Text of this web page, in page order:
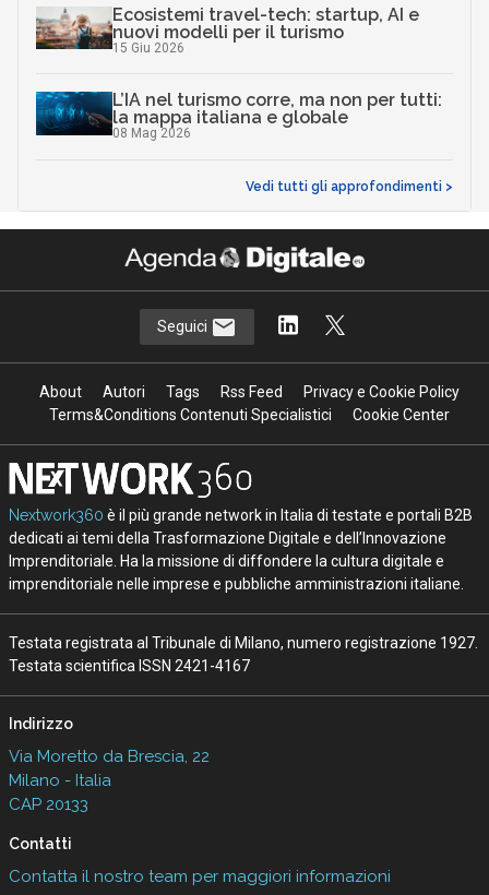
Ecosistemi travel-tech: startup, AI e
nuovi modelli per il turismo
15 Giu 2026
L’IA nel turismo corre, ma non per tutti:
la mappa italiana e globale
08 Mag 2026
Vedi tutti gli approfondimenti >
Seguici
About Autori Tags Rss Feed
Privacy e Cookie Policy
Terms&Conditions Contenuti Specialistici
Cookie Center
Nextwork360 è il più grande network in Italia di testate e portali B2B
dedicati ai temi della Trasformazione Digitale e dell’Innovazione
Imprenditoriale. Ha la missione di diffondere la cultura digitale e
imprenditoriale nelle imprese e pubbliche amministrazioni italiane.
Testata registrata al Tribunale di Milano, numero registrazione 1927.
Testata scientifica ISSN 2421-4167
Indirizzo
Via Moretto da Brescia, 22
Milano - Italia
CAP 20133
Contatti
Contatta il nostro team per maggiori informazioni